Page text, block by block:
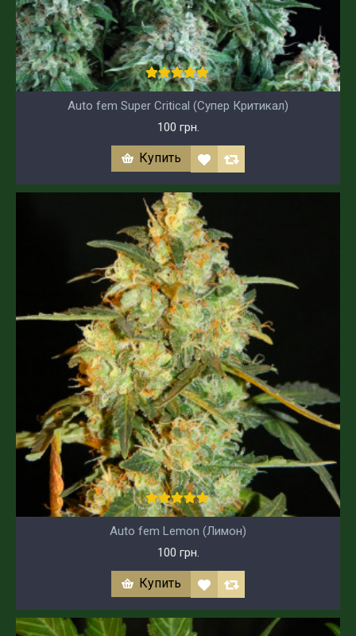
Auto fem Super Critical (Супер Критикал)
100 грн.
Купить
Auto fem Lemon (Лимон)
100 грн.
Купить